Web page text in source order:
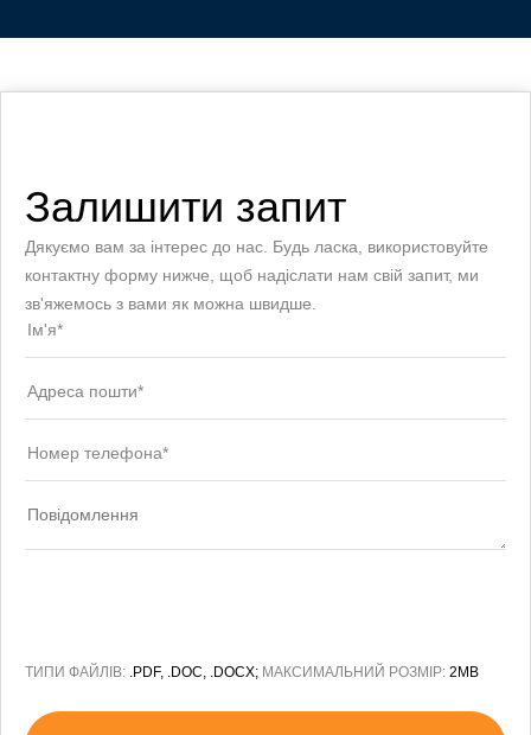
Залишити запит
Дякуємо вам за інтерес до нас. Будь ласка, використовуйте
контактну форму нижче, щоб надіслати нам свій запит, ми
зв'яжемось з вами як можна швидше.
ТИПИ ФАЙЛІВ: .PDF, .DOC, .DOCX; МАКСИМАЛЬНИЙ РОЗМІР: 2MB